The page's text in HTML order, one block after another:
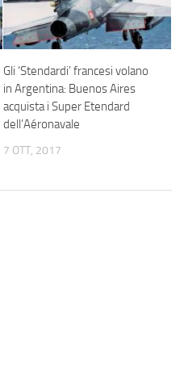
Gli ‘Stendardi’ francesi volano
in Argentina: Buenos Aires
acquista i Super Etendard
dell’Aéronavale
7 OTT, 2017